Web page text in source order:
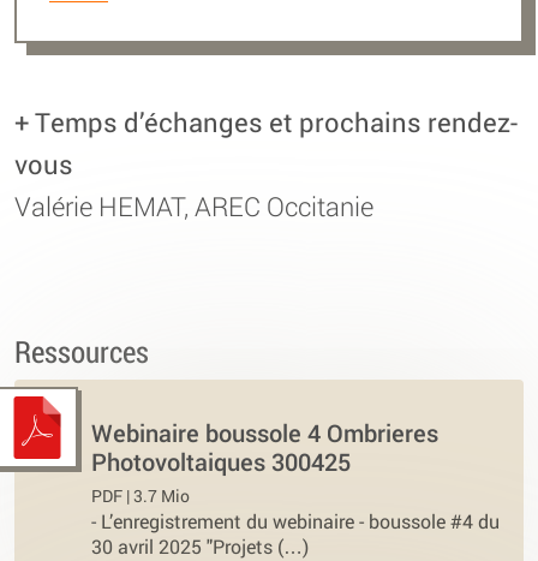
+ Temps d’échanges et prochains rendez-
vous
Valérie HEMAT, AREC Occitanie
Ressources
Webinaire boussole 4 Ombrieres
Photovoltaiques 300425
PDF | 3.7 Mio
- L’enregistrement du webinaire - boussole #4 du
30 avril 2025 "Projets (…)